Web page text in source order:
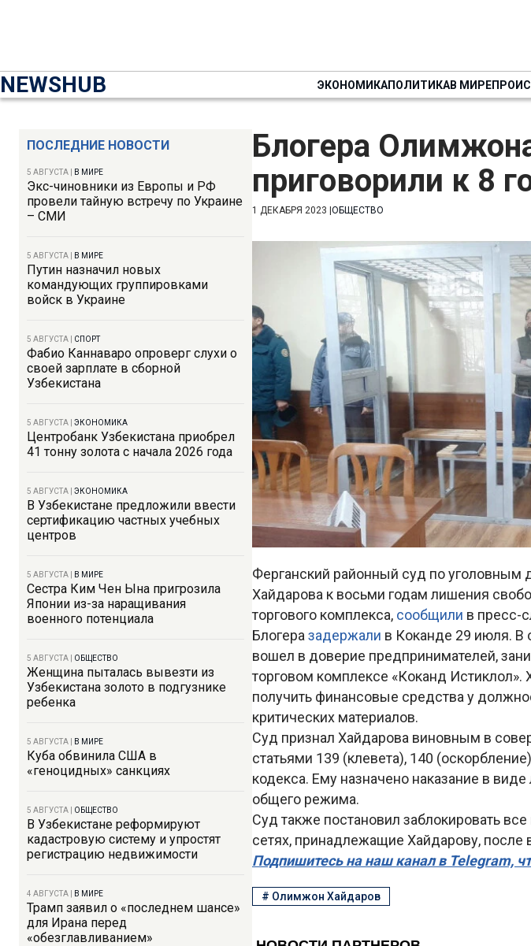
NEWSHUB ЭКОНОМИКАПОЛИТИКАВ МИРЕ
ПОСЛЕДНИЕ НОВОСТИ
5 АВГУСТА В МИРЕ
Экс-чиновники из Европы и РФ
провели тайную встречу по Украине
– СМИ
5 АВГУСТА В МИРЕ
Путин назначил новых
командующих группировками
войск в Украине
5 АВГУСТА СПОРТ
Фабио Каннаваро опроверг слухи о
своей зарплате в сборной
Узбекистана
5 АВГУСТА ЭКОНОМИКА
Центробанк Узбекистана приобрел
41 тонну золота с начала 2026 года
5 АВГУСТА ЭКОНОМИКА
В Узбекистане предложили ввести
сертификацию частных учебных
центров
5 АВГУСТА В МИРЕ
Сестра Ким Чен Ына пригрозила
Японии из-за наращивания
военного потенциала
5 АВГУСТА ОБЩЕСТВО
Женщина пыталась вывезти из
Узбекистана золото в подгузнике
ребенка
5 АВГУСТА В МИРЕ
Куба обвинила США в
«геноцидных» санкциях
5 АВГУСТА ОБЩЕСТВО
В Узбекистане реформируют
кадастровую систему и упростят
регистрацию недвижимости
4 АВГУСТА В МИРЕ
Трамп заявил о «последнем шансе»
для Ирана перед
«обезглавливанием»
Блогера
приговорили к 8
1 ДЕКАБРЯ 2023 ОБЩЕСТВО
Ферганский районный суд по уголовным
Хайдарова к восьми годам лишения
торгового комплекса, сообщили в пресс-
Блогера задержали в Коканде 29 июля. В
вошел в доверие предпринимателей,
торговом комплексе «Коканд Истиклол».
получить финансовые средства у
критических материалов.
Суд признал Хайдарова виновным в
статьями 139 (клевета), 140
кодекса. Ему назначено наказание в
общего режима.
Суд также постановил заблокировать
сетях, принадлежащие Хайдарову, после
Подпишитесь на наш канал в Telegram,
# Олимжон Хайдаров